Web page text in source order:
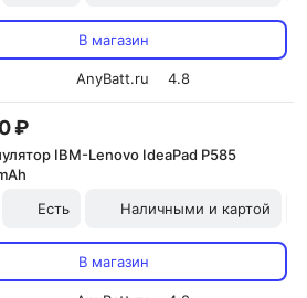
В магазин
AnyBatt.ru 4.8
₽
IBM-Lenovo IdeaPad P585
Есть
Наличными и картой
В магазин